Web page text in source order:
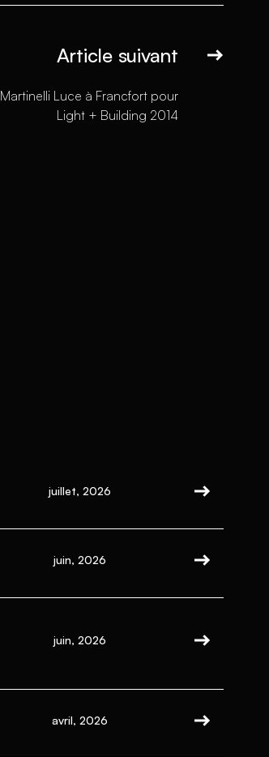
Article suivant
Martinelli Luce à Francfort pour
Light + Building 2014
juillet, 2026
juin, 2026
juin, 2026
avril, 2026